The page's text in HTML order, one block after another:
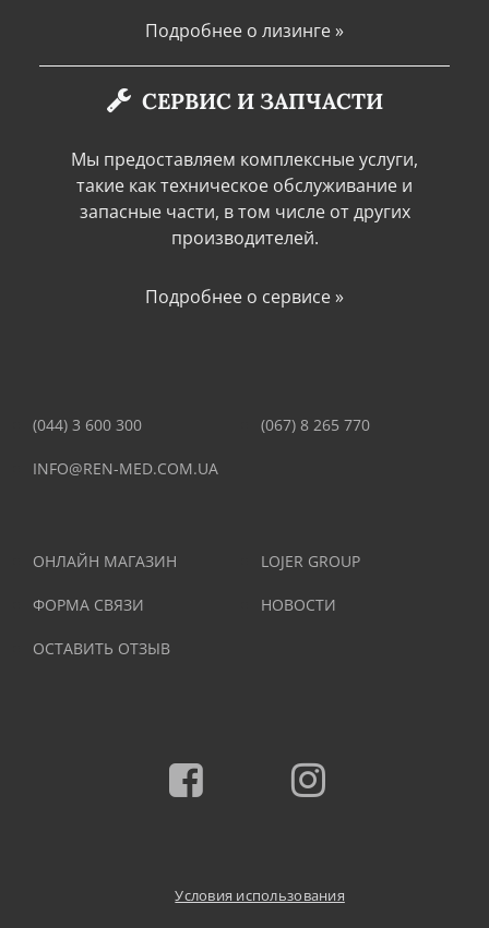
Подробнее о лизинге »
СЕРВИС И ЗАПЧАСТИ
Мы предоставляем комплексные услуги,
такие как техническое обслуживание и
запасные части, в том числе от других
производителей.
Подробнее о сервисе »
(044) 3 600 300 (067) 8 265 770
INFO@REN-MED.COM.UA
ОНЛАЙН МАГАЗИН LOJER GROUP
ФОРМА СВЯЗИ НОВОСТИ
ОСТАВИТЬ ОТЗЫВ
Facebook Instagram
Условия использования